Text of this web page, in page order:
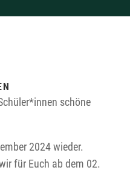
schöne
2024 wieder.
für Euch ab dem 02.